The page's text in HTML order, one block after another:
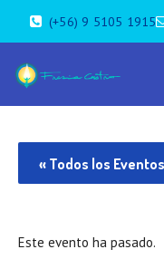
(+56) 9 5105 1915
« Todos los Eventos
Este evento ha pasado.